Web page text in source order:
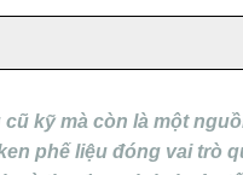
kỹ mà còn là một
phế liệu đóng vai trò